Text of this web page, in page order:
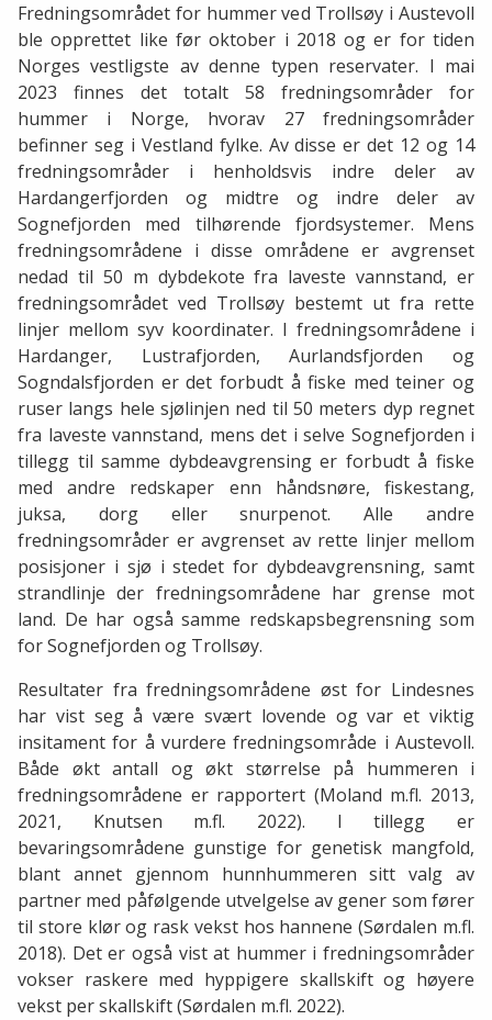
Fredningsområdet for hummer ved Trollsøy i Austevoll
ble opprettet like før oktober i 2018 og er for tiden
Norges vestligste av denne typen reservater. I mai
2023 finnes det totalt 58 fredningsområder for
hummer i Norge, hvorav 27 fredningsområder
befinner seg i Vestland fylke. Av disse er det 12 og 14
fredningsområder i henholdsvis indre deler av
Hardangerfjorden og midtre og indre deler av
Sognefjorden med tilhørende fjordsystemer. Mens
fredningsområdene i disse områdene er avgrenset
nedad til 50 m dybdekote fra laveste vannstand, er
fredningsområdet ved Trollsøy bestemt ut fra rette
linjer mellom syv koordinater. I fredningsområdene i
Hardanger, Lustrafjorden, Aurlandsfjorden og
Sogndalsfjorden er det forbudt å fiske med teiner og
ruser langs hele sjølinjen ned til 50 meters dyp regnet
fra laveste vannstand, mens det i selve Sognefjorden i
tillegg til samme dybdeavgrensing er forbudt å fiske
med andre redskaper enn håndsnøre, fiskestang,
juksa, dorg eller snurpenot. Alle andre
fredningsområder er avgrenset av rette linjer mellom
posisjoner i sjø i stedet for dybdeavgrensning, samt
strandlinje der fredningsområdene har grense mot
land. De har også samme redskapsbegrensning som
for Sognefjorden og Trollsøy.
Resultater fra fredningsområdene øst for Lindesnes
har vist seg å være svært lovende og var et viktig
insitament for å vurdere fredningsområde i Austevoll.
Både økt antall og økt størrelse på hummeren i
fredningsområdene er rapportert (Moland m.fl. 2013,
2021, Knutsen m.fl. 2022). I tillegg er
bevaringsområdene gunstige for genetisk mangfold,
blant annet gjennom hunnhummeren sitt valg av
partner med påfølgende utvelgelse av gener som fører
til store klør og rask vekst hos hannene (Sørdalen m.fl.
2018). Det er også vist at hummer i fredningsområder
vokser raskere med hyppigere skallskift og høyere
vekst per skallskift (Sørdalen m.fl. 2022).